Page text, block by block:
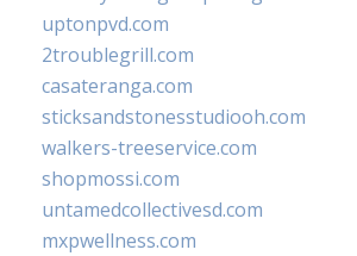
uptonpvd.com
2troublegrill.com
casateranga.com
sticksandstonesstudiooh.com
walkers-treeservice.com
shopmossi.com
untamedcollectivesd.com
mxpwellness.com